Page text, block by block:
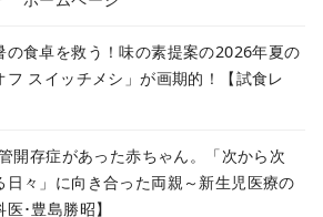
の食卓を救う！味の素提案の2026年夏の
スイッチメシ」が画期的！【試食レ
開存症があった赤ちゃん。「次から次
日々」に向き合った両親～新生児医療の
･豊島勝昭】